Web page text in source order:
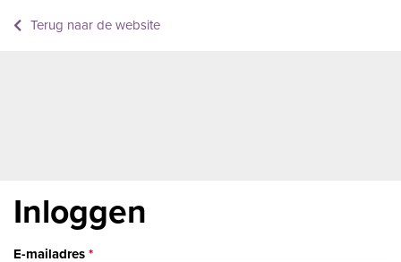
Terug naar de website
Inloggen
E-mailadres